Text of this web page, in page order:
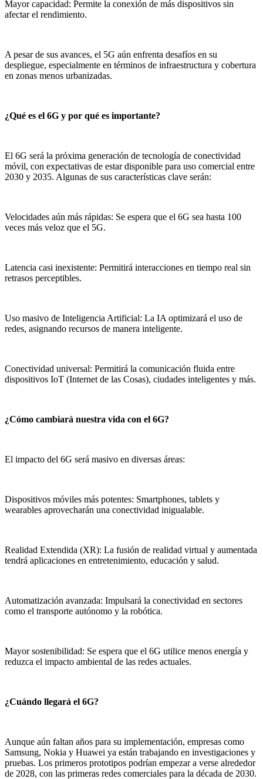
Mayor capacidad: Permite la conexión de más dispositivos sin
afectar el rendimiento.
A pesar de sus avances, el 5G aún enfrenta desafíos en su
despliegue, especialmente en términos de infraestructura y cobertura
en zonas menos urbanizadas.
¿Qué es el 6G y por qué es importante?
El 6G será la próxima generación de tecnología de conectividad
móvil, con expectativas de estar disponible para uso comercial entre
2030 y 2035. Algunas de sus características clave serán:
Velocidades aún más rápidas: Se espera que el 6G sea hasta 100
veces más veloz que el 5G.
Latencia casi inexistente: Permitirá interacciones en tiempo real sin
retrasos perceptibles.
Uso masivo de Inteligencia Artificial: La IA optimizará el uso de
redes, asignando recursos de manera inteligente.
Conectividad universal: Permitirá la comunicación fluida entre
dispositivos IoT (Internet de las Cosas), ciudades inteligentes y más.
¿Cómo cambiará nuestra vida con el 6G?
El impacto del 6G será masivo en diversas áreas:
Dispositivos móviles más potentes: Smartphones, tablets y
wearables aprovecharán una conectividad inigualable.
Realidad Extendida (XR): La fusión de realidad virtual y aumentada
tendrá aplicaciones en entretenimiento, educación y salud.
Automatización avanzada: Impulsará la conectividad en sectores
como el transporte autónomo y la robótica.
Mayor sostenibilidad: Se espera que el 6G utilice menos energía y
reduzca el impacto ambiental de las redes actuales.
¿Cuándo llegará el 6G?
Aunque aún faltan años para su implementación, empresas como
Samsung, Nokia y Huawei ya están trabajando en investigaciones y
pruebas. Los primeros prototipos podrían empezar a verse alrededor
de 2028, con las primeras redes comerciales para la década de 2030.